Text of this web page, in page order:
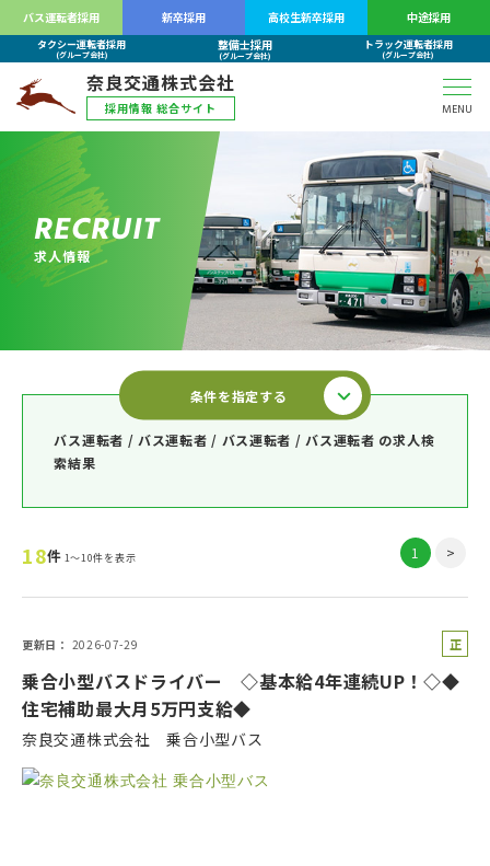
MENU
奈良交通株式会社
採用情報 総合サイト
バス運転者採用 新卒採用 高校生新卒採用 中途採用
タクシー運転者採用
(グループ会社)
整備士採用
(グループ会社)
トラック運転者採用
(グループ会社)
RECRUIT
求人情報
条件を指定する
バス運転者 / バス運転者 / バス運転者 / バス運転者 の求人検
索結果
18件 1～10件を表示 1 >
更新日 2026-07-29
正
員
乗合小型バスドライバー ◇基本給4年連続UP！◇◆
住宅補助最大月5万円支給◆
奈良交通株式会社 乗合小型バス